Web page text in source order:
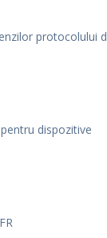
protocolului
dispozitive